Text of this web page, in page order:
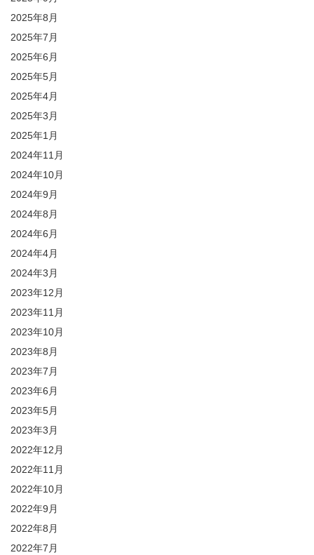
2025年8月
2025年7月
2025年6月
2025年5月
2025年4月
2025年3月
2025年1月
2024年11月
2024年10月
2024年9月
2024年8月
2024年6月
2024年4月
2024年3月
2023年12月
2023年11月
2023年10月
2023年8月
2023年7月
2023年6月
2023年5月
2023年3月
2022年12月
2022年11月
2022年10月
2022年9月
2022年8月
2022年7月